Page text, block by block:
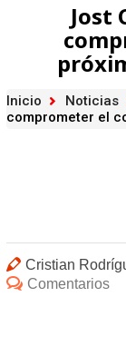
Jost
Inicio Noticias
comprometer el
Cristian
Comentarios